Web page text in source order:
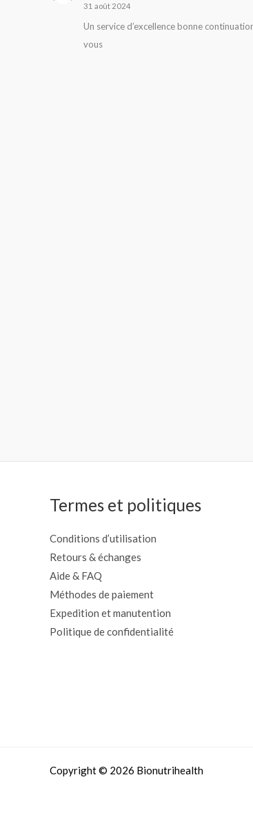
31 août 2024
Un service d’excellence bonne
vous
Termes et politiques
Conditions d’utilisation
Retours & échanges
Aide & FAQ
Méthodes de paiement
Expedition et manutention
Politique de confidentialité
Copyright © 2026 Bionutrihealth